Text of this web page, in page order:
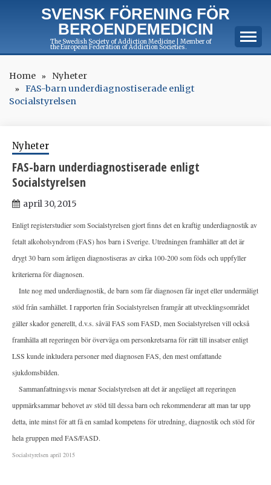
SVENSK FÖRENING FÖR
BEROENDEMEDICIN
The Swedish Society of Addiction Medicine | Member of
the European Federation of Addiction Societies.
Home
Nyheter
FAS-barn underdiagnostiserade enligt
Socialstyrelsen
Nyheter
FAS-barn underdiagnostiserade enligt
Socialstyrelsen
april 30, 2015
Enligt registerstudier som Socialstyrelsen gjort finns det en kraftig underdiagnostik av
fetalt alkoholsyndrom (FAS) hos barn i Sverige. Utredningen framhåller att det är
drygt 30 barn som årligen diagnostiseras av cirka 100-200 som föds och uppfyller
kriterierna för diagnosen.
Inte nog med underdiagnostik, de barn som får diagnosen får inget eller undermåligt
stöd från samhället. I rapporten från Socialstyrelsen framgår att utvecklingsområdet
gäller skador generellt, d.v.s. såväl FAS som FASD, men Socialstyrelsen vill också
framhålla att regeringen bör överväga om personkretsarna för rätt till insatser enligt
LSS kunde inkludera personer med diagnosen FAS, den mest omfattande
sjukdomsbilden.
Sammanfattningsvis menar Socialstyrelsen att det är angeläget att regeringen
uppmärksammar behovet av stöd till dessa barn och rekommenderar att man tar upp
detta, inte minst för att få en samlad kompetens för utredning, diagnostik och stöd för
hela gruppen med FAS/FASD.
Socialstyrelsen april 2015